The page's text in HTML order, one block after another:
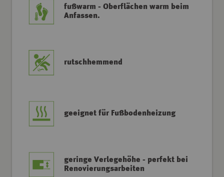
fußwarm - Oberflächen warm beim
Anfassen.
rutschhemmend
geeignet für Fußbodenheizung
geringe Verlegehöhe - perfekt bei
Renovierungsarbeiten